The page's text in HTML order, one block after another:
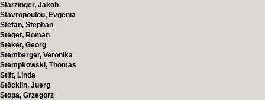
Starzinger, Jakob
Stavropoulou, Evgenia
Stefan, Stephan
Steger, Roman
Steker, Georg
Stemberger, Veronika
Stempkowski, Thomas
Stift, Linda
Stöcklin, Juerg
Stopa, Grzegorz